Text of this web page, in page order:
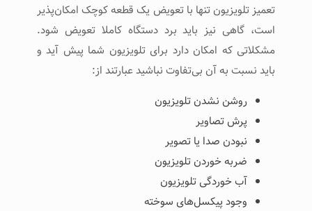
تعمیز تلویزیون تنها با تعویض یک قطعه کوچک امکان‌پذیر
است، گاهی نیز باید برد دستگاه کاملا تعویض شود.
مشکلاتی که امکان دارد برای تلویزیون شما پیش آید و
باید نسبت به آن بی‌تفاوت نباشید عبارتند از:
روشن نشدن تلویزیون
پرش تصاویر
نبودن صدا یا تصویر
ضربه خوردن تلویزیون
آب خوردگی تلویزیون
وجود پیکسل‌های سوخته